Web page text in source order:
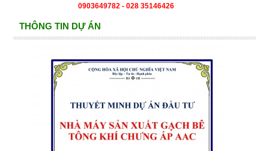
0903649782 - 028 35146426
THÔNG TIN DỰ ÁN